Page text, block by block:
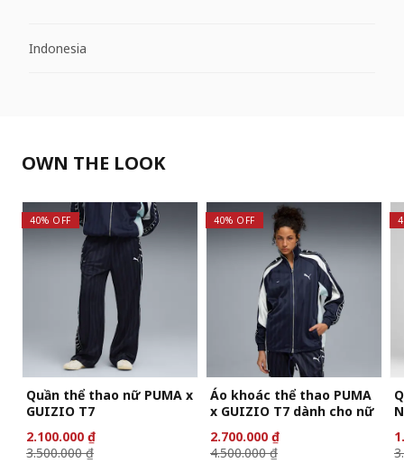
Indonesia
OWN THE LOOK
40% OFF
Quần thể thao nữ PUMA x
GUIZIO T7
2.100.000 ₫
3.500.000 ₫
40% OFF
Áo khoác thể thao PUMA
x GUIZIO T7 dành cho nữ
2.700.000 ₫
4.500.000 ₫